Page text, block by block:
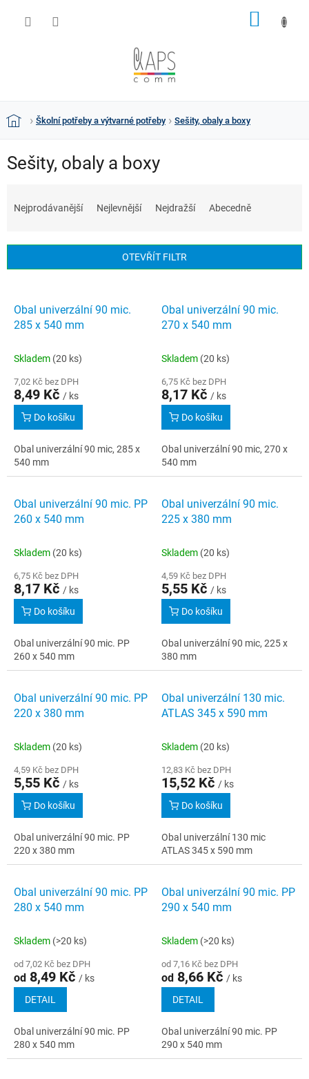
DomůŠkolní potřeby a výtvarné potřeby Sešity, obaly a boxy
Sešity, obaly a boxy
í
Nejprodávanější Nejlevnější Nejdražší Abecedně
OTEVŘÍT FILTR
ů
Obal univerzální 90 mic.
285 x 540 mm
Skladem (20 ks)
7,02 Kč bez DPH
8,49 Kč / ks
Do košíku
Obal univerzální 90 mic, 285 x
540 mm
Obal univerzální 90 mic.
270 x 540 mm
Skladem (20 ks)
6,75 Kč bez DPH
8,17 Kč / ks
Do košíku
Obal univerzální 90 mic, 270 x
540 mm
Obal univerzální 90 mic. PP
260 x 540 mm
Skladem (20 ks)
6,75 Kč bez DPH
8,17 Kč / ks
Do košíku
Obal univerzální 90 mic. PP
260 x 540 mm
Obal univerzální 90 mic.
225 x 380 mm
Skladem (20 ks)
4,59 Kč bez DPH
5,55 Kč / ks
Do košíku
Obal univerzální 90 mic, 225 x
380 mm
Obal univerzální 90 mic. PP
220 x 380 mm
Skladem (20 ks)
4,59 Kč bez DPH
5,55 Kč / ks
Do košíku
Obal univerzální 90 mic. PP
220 x 380 mm
Obal univerzální 130 mic.
ATLAS 345 x 590 mm
Skladem (20 ks)
12,83 Kč bez DPH
15,52 Kč / ks
Do košíku
Obal univerzální 130 mic
ATLAS 345 x 590 mm
Obal univerzální 90 mic. PP
280 x 540 mm
Skladem (>20 ks)
od 7,02 Kč bez DPH
od 8,49 Kč / ks
DETAIL
Obal univerzální 90 mic. PP
280 x 540 mm
Obal univerzální 90 mic. PP
290 x 540 mm
Skladem (>20 ks)
od 7,16 Kč bez DPH
od 8,66 Kč / ks
DETAIL
Obal univerzální 90 mic. PP
290 x 540 mm